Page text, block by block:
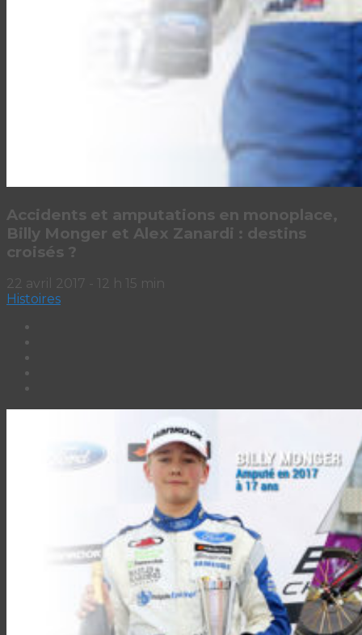
Accidents et amputations en monoplace,
Billy Monger et Alex Zanardi : destins
croisés ?
22 avril 2017 - 12 h 15 min
Histoires